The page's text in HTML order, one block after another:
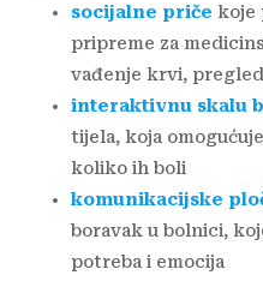
socijalne priče koje
pripreme za
vađenje krvi,
interaktivnu skalu
tijela, koja
koliko ih boli
komunikacijske
boravak u bolnici,
potreba i emocija